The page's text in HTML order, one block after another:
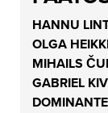
HANNU
OLGA
MIHAILS
GABRIEL